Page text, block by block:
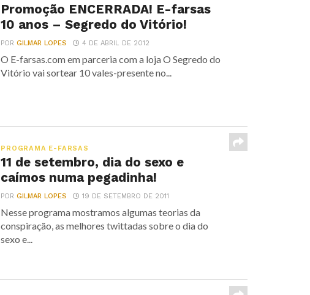
Promoção ENCERRADA! E-farsas
10 anos – Segredo do Vitório!
PORGILMAR LOPES 4 DE ABRIL DE 2012
O E-farsas.com em parceria com a loja O Segredo do
Vitório vai sortear 10 vales-presente no...
PROGRAMA E-FARSAS
11 de setembro, dia do sexo e
caímos numa pegadinha!
PORGILMAR LOPES 19 DE SETEMBRO DE 2011
Nesse programa mostramos algumas teorias da
conspiração, as melhores twittadas sobre o dia do
sexo e...